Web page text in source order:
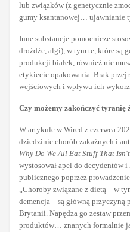
lub związków (z genetycznie
gumy ksantanowej… ujawnianie
Inne substancje pomocnicze
drożdże, algi), w tym te, które są
produkcji białek, również nie
etykiecie opakowania. Brak
wejściowych i wpływu ich
Czy możemy zakończyć
W artykule w Wired z czerwca
dziedzinie chorób zakaźnych i
Why Do We All Eat Stuff That
wystosował apel do decydentów
publicznego poprzez
„Choroby związane z dietą – w
demencja – są główną
Brytanii. Napędza go zestaw
produktów… znanych formalnie